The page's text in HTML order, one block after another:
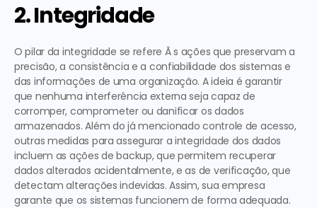
2. Integridade
O pilar da integridade se refere Ã s ações que preservam a
precisão, a consistência e a confiabilidade dos sistemas e
das informações de uma organização. A ideia é garantir
que nenhuma interferência externa seja capaz de
corromper, comprometer ou danificar os dados
armazenados. Além do já mencionado controle de acesso,
outras medidas para assegurar a integridade dos dados
incluem as ações de backup, que permitem recuperar
dados alterados acidentalmente, e as de verificação, que
detectam alterações indevidas. Assim, sua empresa
garante que os sistemas funcionem de forma adequada.